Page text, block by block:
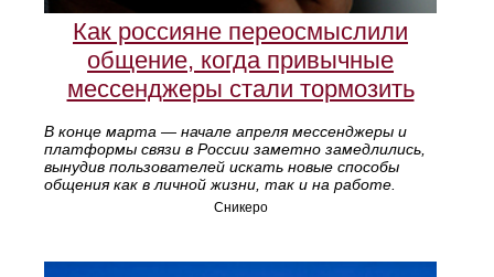
Как россияне переосмыслили
общение, когда привычные
мессенджеры стали тормозить
В конце марта — начале апреля мессенджеры и
платформы связи в России заметно замедлились,
вынудив пользователей искать новые способы
общения как в личной жизни, так и на работе.
Сникеро